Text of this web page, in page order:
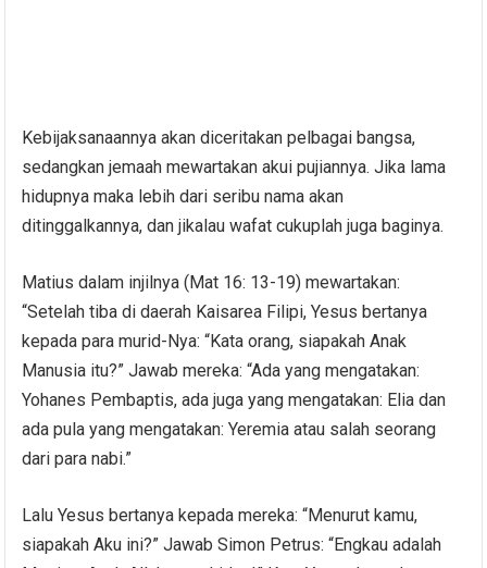
Kebijaksanaannya akan diceritakan pelbagai bangsa,
sedangkan jemaah mewartakan akui pujiannya. Jika lama
hidupnya maka lebih dari seribu nama akan
ditinggalkannya, dan jikalau wafat cukuplah juga baginya.
Matius dalam injilnya (Mat 16: 13-19) mewartakan:
“Setelah tiba di daerah Kaisarea Filipi, Yesus bertanya
kepada para murid-Nya: “Kata orang, siapakah Anak
Manusia itu?” Jawab mereka: “Ada yang mengatakan:
Yohanes Pembaptis, ada juga yang mengatakan: Elia dan
ada pula yang mengatakan: Yeremia atau salah seorang
dari para nabi.”
Lalu Yesus bertanya kepada mereka: “Menurut kamu,
siapakah Aku ini?” Jawab Simon Petrus: “Engkau adalah